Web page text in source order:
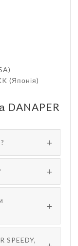
(Японія)
DANAPER
SPEEDY,